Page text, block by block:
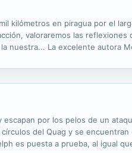
kilómetros en piragua por el
valoraremos las
nuestra... La excelente autora
por los pelos de un
del Quag y se
es puesta a prueba, al igual